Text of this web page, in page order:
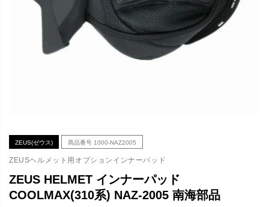
ZEUS(ゼウス) 商品番号 1000-NAZ2005
ZEUSヘルメット用オプションインナーパッド
ZEUS HELMET インナーパッド
COOLMAX(310系) NAZ-2005 南海部品